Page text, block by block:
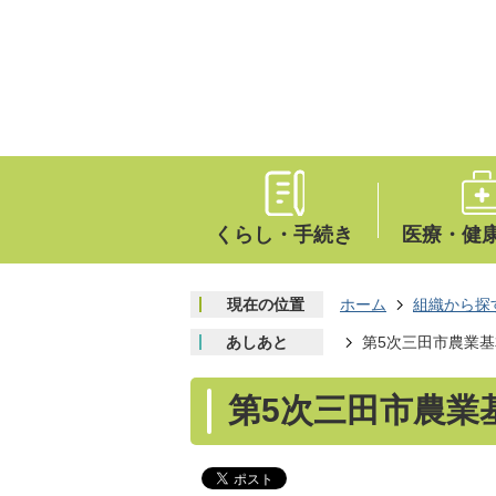
くらし・手続き 医療・健
現在の位置 ホーム 組織から探
あしあと 第5次三田市農業
第5次三田市農業